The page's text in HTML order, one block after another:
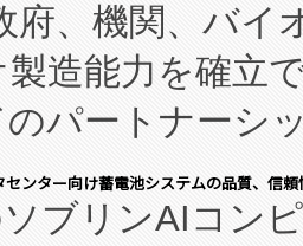
府、機関、バイ
造能力を確立
のパートナーシ
同社の実績ある
(FCCM™) プ
ンター向け蓄電池システムの品質、信
ブリンAIコン